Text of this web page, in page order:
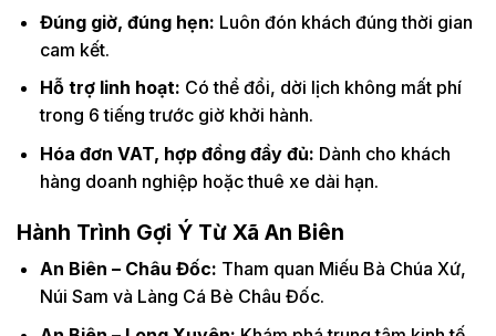
Đúng giờ, đúng hẹn: Luôn đón khách đúng thời gian
cam kết.
Hỗ trợ linh hoạt: Có thể đổi, dời lịch không mất phí
trong 6 tiếng trước giờ khởi hành.
Hóa đơn VAT, hợp đồng đầy đủ: Dành cho khách
hàng doanh nghiệp hoặc thuê xe dài hạn.
Hành Trình Gợi Ý Từ Xã An Biên
An Biên – Châu Đốc: Tham quan Miếu Bà Chúa Xứ,
Núi Sam và Làng Cá Bè Châu Đốc.